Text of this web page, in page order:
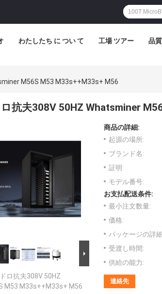
わたしたち に つい て 工場 ツアー 品
M56S M53 M33s++M33s+ M56
抗夫308V 50HZ Whatsminer
ロ抗夫308V 50HZ
M53 M33s++M33s+ M56
商品の詳細:
起源の場所:
ブランド名:
証明:
モデル番号:
お支払配送条件:
最小注文数量:
価格:
パッケージの詳
受渡し時間:
供給の能力:
連絡先